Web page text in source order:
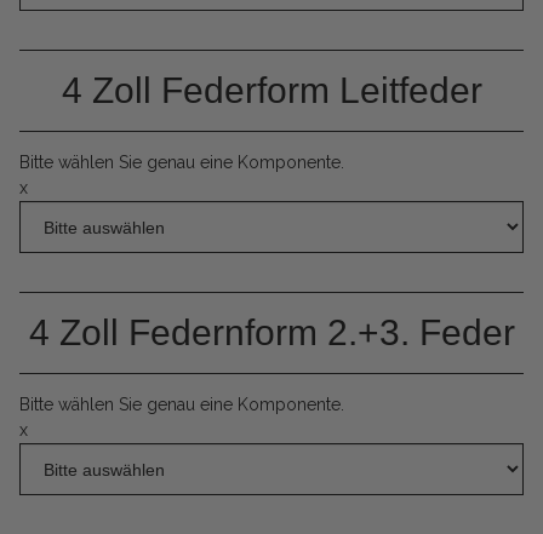
4 Zoll Federform Leitfeder
Bitte wählen Sie genau eine Komponente.
x
4 Zoll Federnform 2.+3. Feder
Bitte wählen Sie genau eine Komponente.
x